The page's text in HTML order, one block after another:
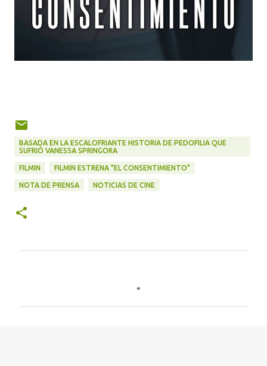
BASADA EN LA ESCALOFRIANTE HISTORIA DE PEDOFILIA QUE
SUFRIÓ VANESSA SPRINGORA
FILMIN FILMIN ESTRENA "EL CONSENTIMIENTO"
NOTA DE PRENSA NOTICIAS DE CINE